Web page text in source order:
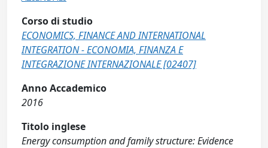
Corso di studio
ECONOMICS, FINANCE AND INTERNATIONAL
INTEGRATION - ECONOMIA, FINANZA E
INTEGRAZIONE INTERNAZIONALE [02407]
Anno Accademico
2016
Titolo inglese
Energy consumption and family structure: Evidence